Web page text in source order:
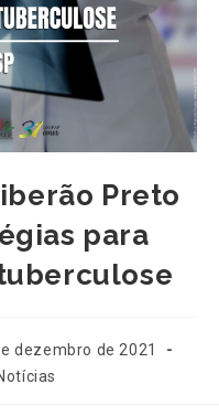
Preto
para
dezembro de 2021